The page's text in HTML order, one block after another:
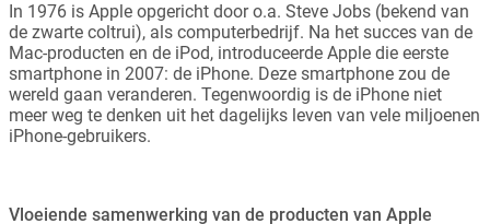
In 1976 is Apple opgericht door o.a. Steve Jobs (bekend van
de zwarte coltrui), als computerbedrijf. Na het succes van de
Mac-producten en de iPod, introduceerde Apple die eerste
smartphone in 2007: de iPhone. Deze smartphone zou de
wereld gaan veranderen. Tegenwoordig is de iPhone niet
meer weg te denken uit het dagelijks leven van vele miljoenen
iPhone-gebruikers.
Vloeiende samenwerking van de producten van Apple